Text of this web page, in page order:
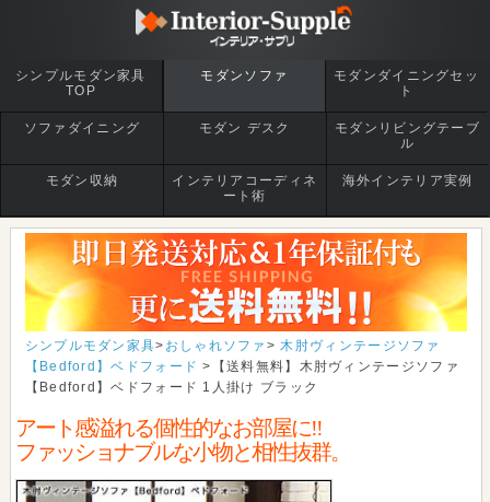
シンプルモダン家具
TOP
モダンソファ
モダンダイニングセッ
ト
ソファダイニング モダン デスク
モダンリビングテーブ
ル
モダン収納
インテリアコーディネ
ート術
海外インテリア実例
シンプルモダン家具> おしゃれソファ > 木肘ヴィンテージソファ
【Bedford】ベドフォード >【送料無料】木肘ヴィンテージソファ
【Bedford】ベドフォード 1人掛け ブラック
アート感溢れる個性的なお部屋に!!
ファッショナブルな小物と相性抜群。